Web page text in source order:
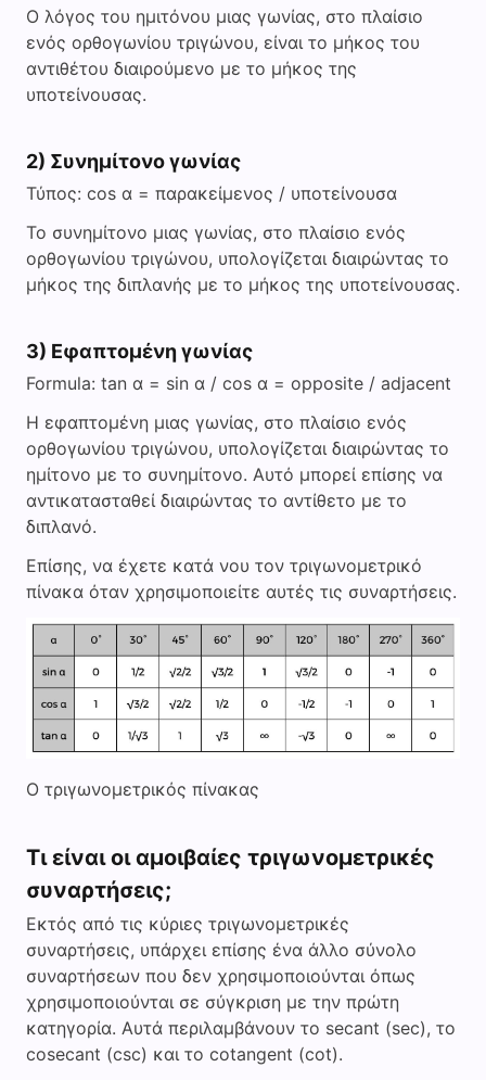
d
Ο λόγος του ημιτόνου μιας γωνίας, στο πλαίσιο
ενός ορθογωνίου τριγώνου, είναι το μήκος του
αντιθέτου διαιρούμενο με το μήκος της
υποτείνουσας.
2) Συνημίτονο γωνίας
Τύπος: cos α = παρακείμενος / υποτείνουσα
Το συνημίτονο μιας γωνίας, στο πλαίσιο ενός
ορθογωνίου τριγώνου, υπολογίζεται διαιρώντας το
μήκος της διπλανής με το μήκος της υποτείνουσας.
3) Εφαπτομένη γωνίας
Formula: tan α = sin α / cos α = opposite / adjacent
Η εφαπτομένη μιας γωνίας, στο πλαίσιο ενός
ορθογωνίου τριγώνου, υπολογίζεται διαιρώντας το
ημίτονο με το συνημίτονο. Αυτό μπορεί επίσης να
αντικατασταθεί διαιρώντας το αντίθετο με το
διπλανό.
Επίσης, να έχετε κατά νου τον τριγωνομετρικό
πίνακα όταν χρησιμοποιείτε αυτές τις συναρτήσεις.
Ο τριγωνομετρικός πίνακας
Τι είναι οι αμοιβαίες τριγωνομετρικές
συναρτήσεις;
Εκτός από τις κύριες τριγωνομετρικές
συναρτήσεις, υπάρχει επίσης ένα άλλο σύνολο
συναρτήσεων που δεν χρησιμοποιούνται όπως
χρησιμοποιούνται σε σύγκριση με την πρώτη
κατηγορία. Αυτά περιλαμβάνουν το secant (sec), το
cosecant (csc) και το cotangent (cot).